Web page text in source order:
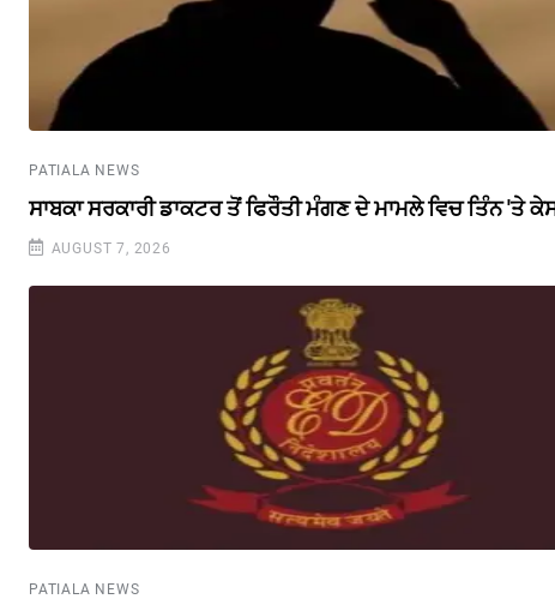
PATIALA NEWS
ਸਾਬਕਾ ਸਰਕਾਰੀ ਡਾਕਟਰ ਤੋਂ ਫਿਰੌਤੀ ਮੰਗਣ ਦੇ ਮਾਮਲੇ ਵਿਚ ਤਿੰਨ 'ਤੇ
AUGUST 7, 2026
PATIALA NEWS